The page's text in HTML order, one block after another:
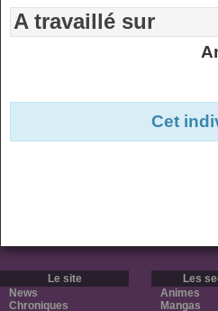
A travaillé sur
Cet
Le site
News
Chroniques
Les
Animes
Mangas